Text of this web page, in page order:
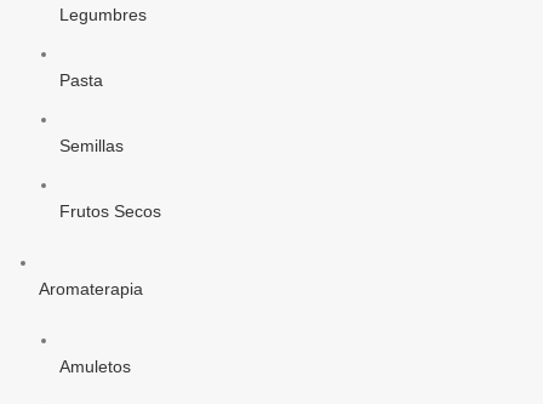
Legumbres
Pasta
Semillas
Frutos Secos
Aromaterapia
Amuletos